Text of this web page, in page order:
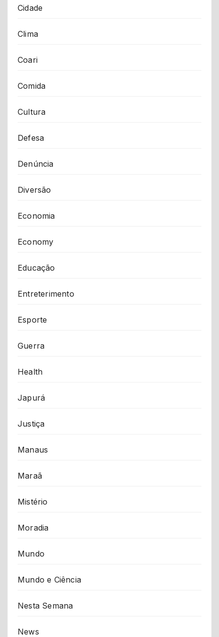
Cidade
Clima
Coari
Comida
Cultura
Defesa
Denúncia
Diversão
Economia
Economy
Educação
Entreterimento
Esporte
Guerra
Health
Japurá
Justiça
Manaus
Maraã
Mistério
Moradia
Mundo
Mundo e Ciência
Nesta Semana
News